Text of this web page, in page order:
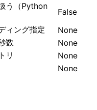
う（Python
False
ィング指定
None
数
None
リ
None
None